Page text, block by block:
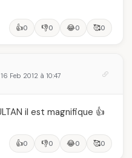
👍0 👎0 😂0 🥰0
Feb 2012 à 10:47
il est magnifique 👍
👍0 👎0 😂0 🥰0